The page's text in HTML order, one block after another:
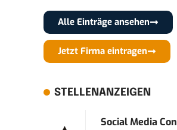
Alle Einträge ansehen
Jetzt Firma eintragen
STELLENANZEIGEN
Social Media